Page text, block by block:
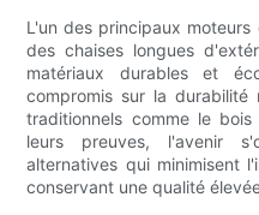
L'un des principaux
des chaises longues
matériaux durables et
compromis sur la durabilité
traditionnels comme le
leurs preuves, l'avenir
alternatives qui minimisent
conservant une qualité